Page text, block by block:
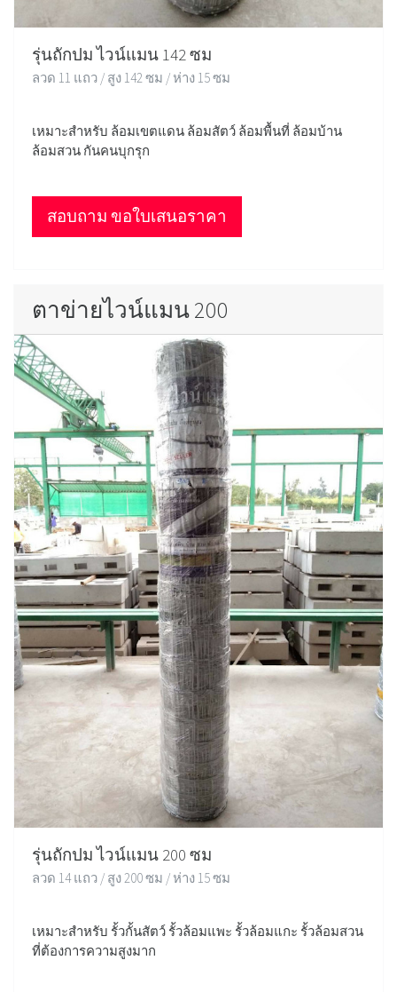
รุ่นถักปม ไวน์แมน 142 ซม
ลวด 11 แถว / สูง 142 ซม / ห่าง 15 ซม
เหมาะสำหรับ ล้อมเขตแดน ล้อมสัตว์ ล้อมพื้นที่ ล้อมบ้าน
ล้อมสวน กันคนบุกรุก
สอบถาม ขอใบเสนอราคา
ตาข่ายไวน์แมน 200
รุ่นถักปม ไวน์แมน 200 ซม
ลวด 14 แถว / สูง 200 ซม / ห่าง 15 ซม
เหมาะสำหรับ รั้วกั้นสัตว์ รั้วล้อมแพะ รั้วล้อมแกะ รั้วล้อมสวน
ที่ต้องการความสูงมาก